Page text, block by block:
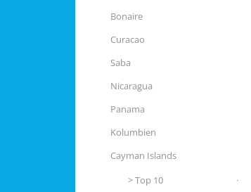
Bonaire
Curacao
Saba
Nicaragua
Panama
Kolumbien
Cayman Islands
Top 10